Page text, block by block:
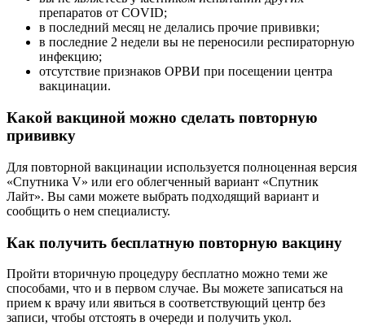
препаратов от COVID;
в последний месяц не делались прочие прививки;
в последние 2 недели вы не переносили респираторную
инфекцию;
отсутствие признаков ОРВИ при посещении центра
вакцинации.
Какой вакциной можно сделать повторную
прививку
Для повторной вакцинации используется полноценная версия
«Спутника V» или его облегченный вариант «Спутник
Лайт». Вы сами можете выбрать подходящий вариант и
сообщить о нем специалисту.
Как получить бесплатную повторную вакцину
Пройти вторичную процедуру бесплатно можно теми же
способами, что и в первом случае. Вы можете записаться на
прием к врачу или явиться в соответствующий центр без
записи, чтобы отстоять в очереди и получить укол.